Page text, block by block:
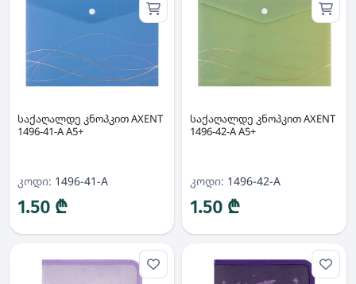
საქაღალდე კნოპკით AXENT
1496-41-A A5+
კოდი: 1496-41-A
1.50 ₾
საქაღალდე კნოპკით AXENT
1496-42-A A5+
კოდი: 1496-42-A
1.50 ₾